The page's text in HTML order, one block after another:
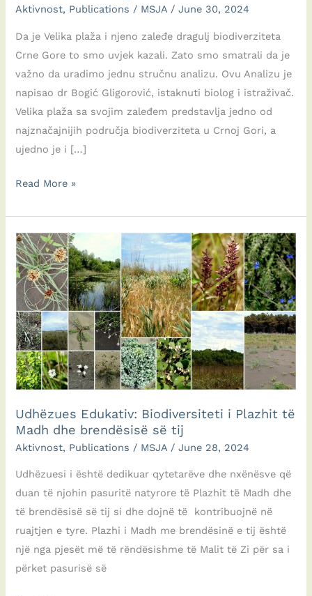
Aktivnost, Publications / MSJA /June 30, 2024
Da je Velika plaža i njeno zaleđe dragulj biodiverziteta
Crne Gore to smo uvjek kazali. Zato smo smatrali da je
važno da uradimo jednu stručnu analizu. Ovu Analizu je
napisao dr Bogić Gligorović, istaknuti biolog i istraživač.
Velika plaža sa svojim zaleđem predstavlja jedno od
najznačajnijih područja biodiverziteta u Crnoj Gori, a
ujedno je i […]
Analiza
biodiverziteta
Ulcinjske
velike
plaže
sa
zaleđem_DuneGuard
Read More »
Udhëzues Edukativ: Biodiversiteti i Plazhit të
Madh dhe brendësisë së tij
Aktivnost, Publications / MSJA /June 28, 2024
Udhëzuesi i është dedikuar qytetarëve dhe nxënësve që
duan të njohin pasuritë natyrore të Plazhit të Madh dhe
të brendësisë së tij si dhe dojnë të kontribuojnë në
ruajtjen e tyre. Plazhi i Madh me brendësinë e tij është
një nga pjesët më të rëndësishme të Malit të Zi për sa i
përket pasurisë së